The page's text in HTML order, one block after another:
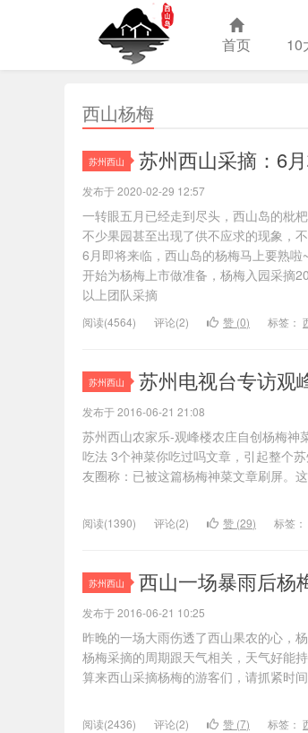
苏州西山农
家乐
首页 10
西山杨梅
苏州西山 苏州西山采摘：6
发布于 2020-02-29 12:57
一转眼五月已经走到尽头，西山岛的枇
不少果园甚至出现了供不应求的现象，
6月即将来临，西山岛的杨梅马上要熟
开始为杨梅上市做准备，杨梅入园采摘
以上团队采摘
阅读(4564) 评论(2) 赞 (0) 标签：
苏州西山 苏州电视台专访观
发布于 2016-06-21 21:08
苏州西山农家乐-观峰楼农庄自创杨梅神
吃法 3个神菜你吃过吗文章，引起整个
友圈称：已被这篇杨梅神菜文章刷屏。
阅读(1390) 评论(2) 赞 (29) 标签：
苏州西山 西山一场暴雨后杨
发布于 2016-06-21 10:25
昨晚的一场大雨伤透了西山果农的心，
杨梅采摘的周期跟天气相关，天气好能
算来西山采摘杨梅的游客们，请抓紧时
阅读(2436) 评论(2) 赞 (7) 标签：